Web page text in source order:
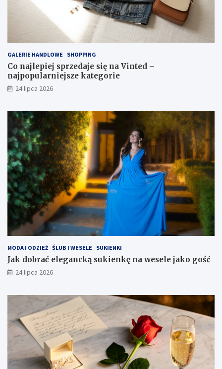
GALERIE HANDLOWE SHOPPING
Co najlepiej sprzedaje się na Vinted –
najpopularniejsze kategorie
24 lipca 2026
MODA I ODZIEŻ ŚLUB I WESELE SUKIENKI
Jak dobrać elegancką sukienkę na wesele jako gość
24 lipca 2026